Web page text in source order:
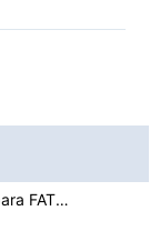
Como converter um disco rígido portátil HP para FAT32…